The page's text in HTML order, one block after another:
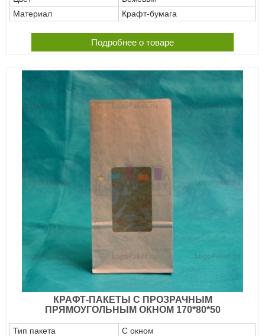
Материал
Крафт-бумага
Подробнее о товаре
КРАФТ-ПАКЕТЫ С ПРОЗРАЧНЫМ
ПРЯМОУГОЛЬНЫМ ОКНОМ 170*80*50
Тип пакета
С окном